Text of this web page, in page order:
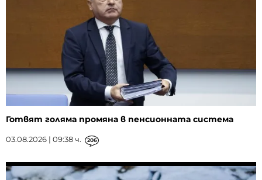
Готвят голяма промяна в пенсионната система
03.08.2026 | 09:38 ч. 206